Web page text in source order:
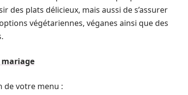
des plats délicieux, mais aussi de s’assurer
végétariennes, véganes ainsi que des
mariage
de votre menu :